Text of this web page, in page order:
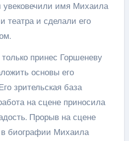
имя Михаила
театра и сделали его
принес Горшеневу
основы его
зрительская база
на сцене приносила
Прорыв на сцене
в биографии Михаила